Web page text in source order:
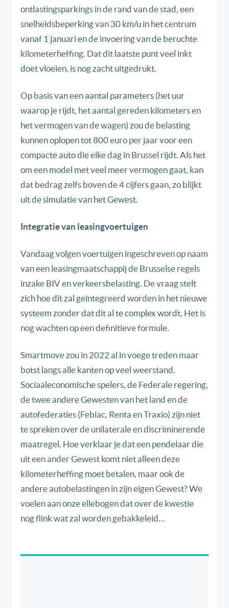
ontlastingsparkings in de rand van de stad, een
snelheidsbeperking van 30 km/u in het centrum
vanaf 1 januari en de invoering van de beruchte
kilometerheffing. Dat dit laatste punt veel inkt
doet vloeien, is nog zacht uitgedrukt.
Op basis van een aantal parameters (het uur
waarop je rijdt, het aantal gereden kilometers en
het vermogen van de wagen) zou de belasting
kunnen oplopen tot 800 euro per jaar voor een
compacte auto die elke dag in Brussel rijdt. Als het
om een model met veel meer vermogen gaat, kan
dat bedrag zelfs boven de 4 cijfers gaan, zo blijkt
uit de simulatie van het Gewest.
Integratie van leasingvoertuigen
Vandaag volgen voertuigen ingeschreven op naam
van een leasingmaatschappij de Brusselse regels
inzake BIV en verkeersbelasting. De vraag stelt
zich hoe dit zal geïntegreerd worden in het nieuwe
systeem zonder dat dit al te complex wordt. Het is
nog wachten op een definitieve formule.
Smartmove zou in 2022 al in voege treden maar
botst langs alle kanten op veel weerstand.
Sociaaleconomische spelers, de Federale regering,
de twee andere Gewesten van het land en de
autofederaties (Febiac, Renta en Traxio) zijn niet
te spreken over de unilaterale en discriminerende
maatregel. Hoe verklaar je dat een pendelaar die
uit een ander Gewest komt niet alleen deze
kilometerheffing moet betalen, maar ook de
andere autobelastingen in zijn eigen Gewest? We
voelen aan onze ellebogen dat over de kwestie
nog flink wat zal worden gebakkeleid…